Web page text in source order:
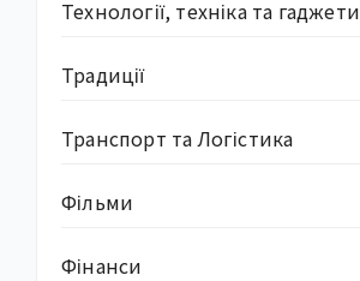
Технології, техніка та гаджети
Традиції
Транспорт та Логістика
Фільми
Фінанси